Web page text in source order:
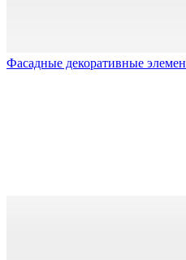
Фасадные декоративные